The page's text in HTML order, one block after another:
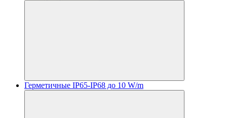
Герметичные IP65-IP68 до 10 W/m